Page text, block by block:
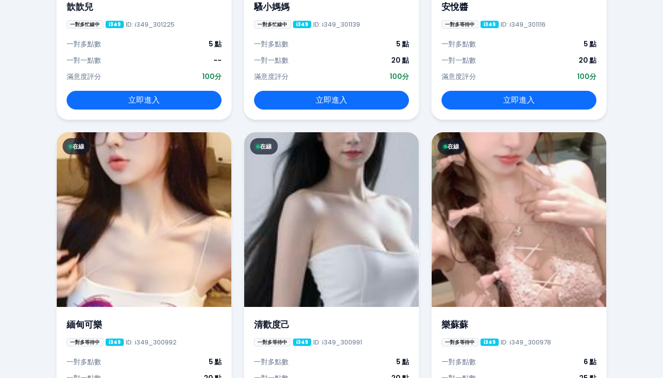
歆歆兒
一對多忙線中 i349 ID: i349_301225
一對多點數
5 點
一對一點數
--
滿意度評分
100分
立即進入
騷小媽媽
一對多忙線中 i349 ID: i349_301139
一對多點數
5 點
一對一點數
20 點
滿意度評分
100分
立即進入
安悅醬
一對多等待中 i349 ID: i349_301116
一對多點數
5 點
一對一點數
20 點
滿意度評分
100分
立即進入
在線
緬甸可樂
一對多等待中 i349 ID: i349_300992
一對多點數
5 點
在線
清歡度己
一對多等待中 i349 ID: i349_300991
一對多點數
5 點
在線
樂蘇蘇
一對多等待中 i349 ID: i349_300978
一對多點數
6 點